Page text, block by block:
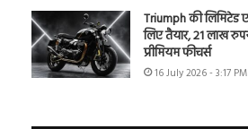
Triumph की लिमिटेड
लिए तैयार, 21 लाख
प्रीमियम फीचर्स
16 July 2026 - 3:17 PM